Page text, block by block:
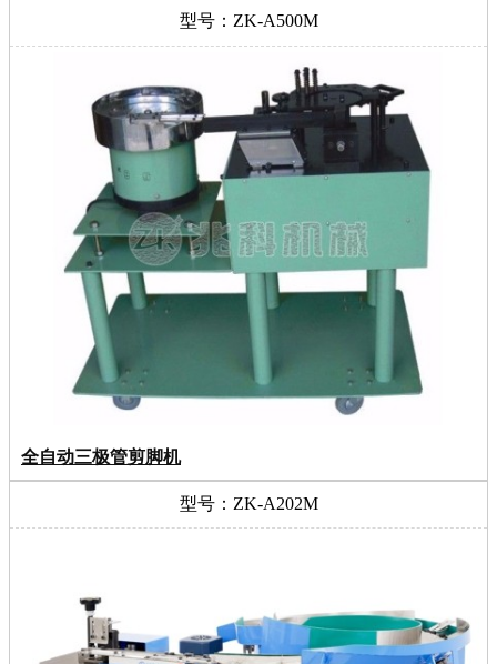
型号：ZK-A500M
全自动三极管剪脚机
型号：ZK-A202M